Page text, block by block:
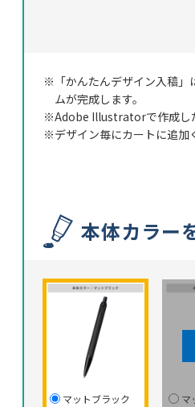
※「かんたんデザイン入稿」
ムが完成します。
※Adobe Illustratorで作成し
※デザイン毎にカートに追加
本体カラー
マットブラック マ